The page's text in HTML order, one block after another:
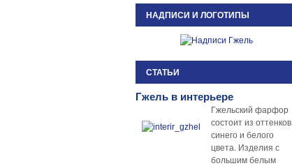
НАДПИСИ И ЛОГОТИПЫ
СТАТЬИ
Гжель в интерьере
Гжельский фарфор
состоит из оттенков
синего и белого
цвета. Изделия с
большим белым